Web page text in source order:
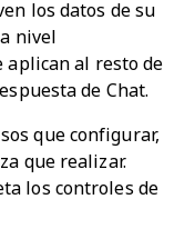
los datos de su
nivel
aplican al resto de
de Chat.
que configurar,
que realizar.
los controles de